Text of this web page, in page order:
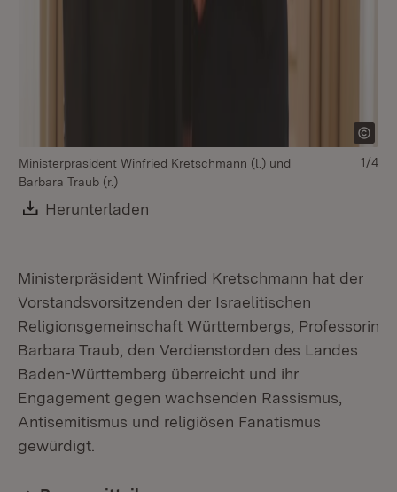
Ministerpräsident Winfried Kretschmann (l.) und
Barbara Traub (r.)
Download:
Herunterladen
1/4
Ministerpräsident Winfried Kretschmann hat der
Vorstandsvorsitzenden der Israelitischen
Religionsgemeinschaft Württembergs, Professorin
Barbara Traub, den Verdienstorden des Landes
Baden-Württemberg überreicht und ihr
Engagement gegen wachsenden Rassismus,
Antisemitismus und religiösen Fanatismus
gewürdigt.